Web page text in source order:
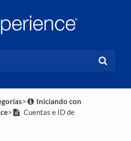
​>​
​Iniciando con
​>​
Cuentas e ID de